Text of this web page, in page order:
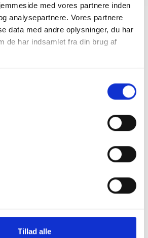
med vores partnere inden
analysepartnere. Vores partnere
data med andre oplysninger, du har
de har indsamlet fra din brug af
Tillad alle
TILBUD
– fra strategi til praksis